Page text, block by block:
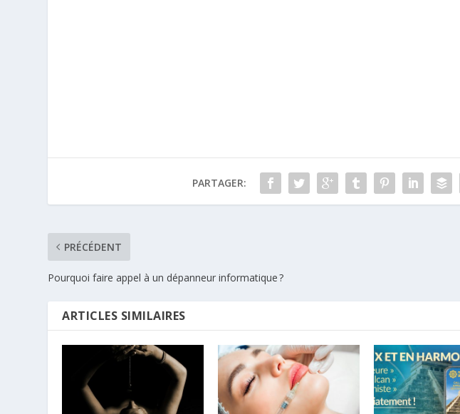
PARTAGER:
PRÉCÉDENT
Pourquoi faire appel à un dépanneur informatique ?
ARTICLES SIMILAIRES